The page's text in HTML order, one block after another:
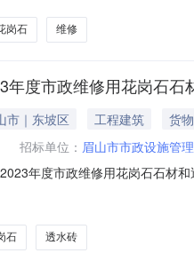
岗石 维修
年度市政维修用花岗石
市｜东坡区 工程建筑
货物
招标单位： 眉山市市政设施管
年度市政维修用花岗石石材
供应商(乙方)：四川财源
石 透水砖